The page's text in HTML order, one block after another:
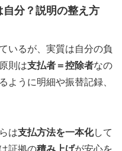
自分？説明の整え方
いるが、実質は自分の負
則は支払者＝控除者なの
ように明細や振替記録、
は支払方法を一本化して
証拠の積み上げが安心を